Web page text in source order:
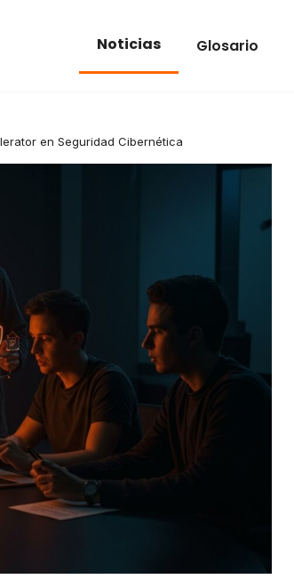
Noticias Glosario
en Seguridad Cibernética